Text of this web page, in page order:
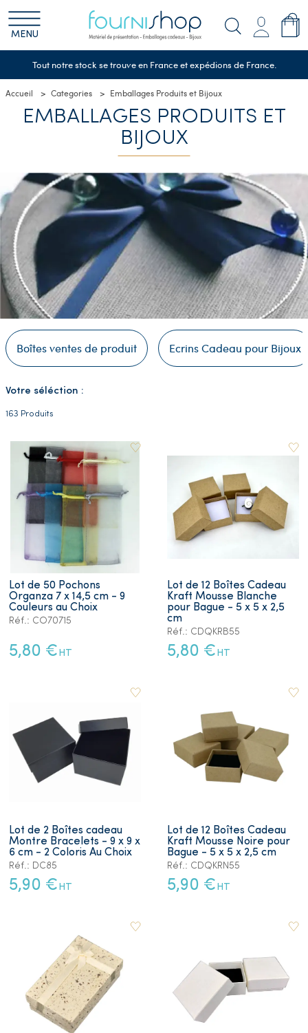
MENU
Tout notre stock se trouve en France et expédions de France.
Accueil Categories Emballages Produits et Bijoux
EMBALLAGES PRODUITS ET
BIJOUX
Boîtes ventes de produit Ecrins Cadeau pour Bijoux
Votre séléction :
163 Produits
Lot de 50 Pochons
Organza 7 x 14,5 cm - 9
Couleurs au Choix
Réf.: CO70715
5,80 € HT
Lot de 12 Boîtes Cadeau
Kraft Mousse Blanche
pour Bague - 5 x 5 x 2,5
cm
Réf.: CDQKRB55
5,80 € HT
Lot de 2 Boîtes cadeau
Montre Bracelets - 9 x 9 x
6 cm - 2 Coloris Au Choix
Réf.: DC85
5,90 € HT
Lot de 12 Boîtes Cadeau
Kraft Mousse Noire pour
Bague - 5 x 5 x 2,5 cm
Réf.: CDQKRN55
5,90 € HT